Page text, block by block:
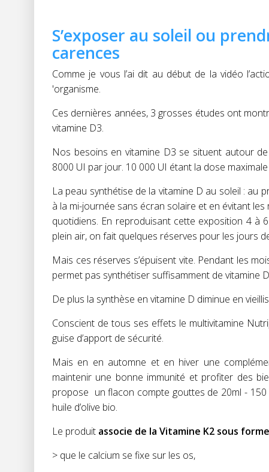
S’exposer au soleil ou
carences
Comme je vous l’ai dit au début de la vidéo
'organisme.
Ces dernières années, 3 grosses études ont
vitamine D3.
Nos besoins en vitamine D3 se situent autour
8000 UI par jour. 10 000 UI étant la dose
La peau synthétise de la vitamine D au soleil : au
à la mi-journée sans écran solaire et en évitant
quotidiens. En reproduisant cette exposition 4 à
plein air, on fait quelques réserves pour les jours
Mais ces réserves s’épuisent vite. Pendant les
permet pas synthétiser suffisamment de vitamine
De plus la synthèse en vitamine D diminue en
Conscient de tous ses effets le multivitamine
guise d’apport de sécurité.
Mais en en automne et en hiver une
maintenir une bonne immunité et profiter des
propose un flacon compte gouttes de 20ml -
huile d’olive bio.
Le produit associe de la Vitamine K2 sous
> que le calcium se fixe sur les os,